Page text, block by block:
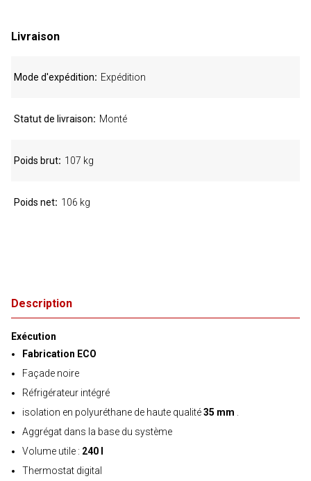
Description
Exécution
Fabrication ECO
Façade noire
Réfrigérateur intégré
isolation en polyuréthane de haute qualité35 mm
Aggrégat dans la base du système
Volume utile : 240 l
Thermostat digital
Livraison
Mode d'expédition Expédition
Statut de livraison Monté
Poids brut 107 kg
Poids net 106 kg